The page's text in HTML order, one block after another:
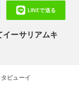
ーサリアムキ
LINEで送る
ビューイ